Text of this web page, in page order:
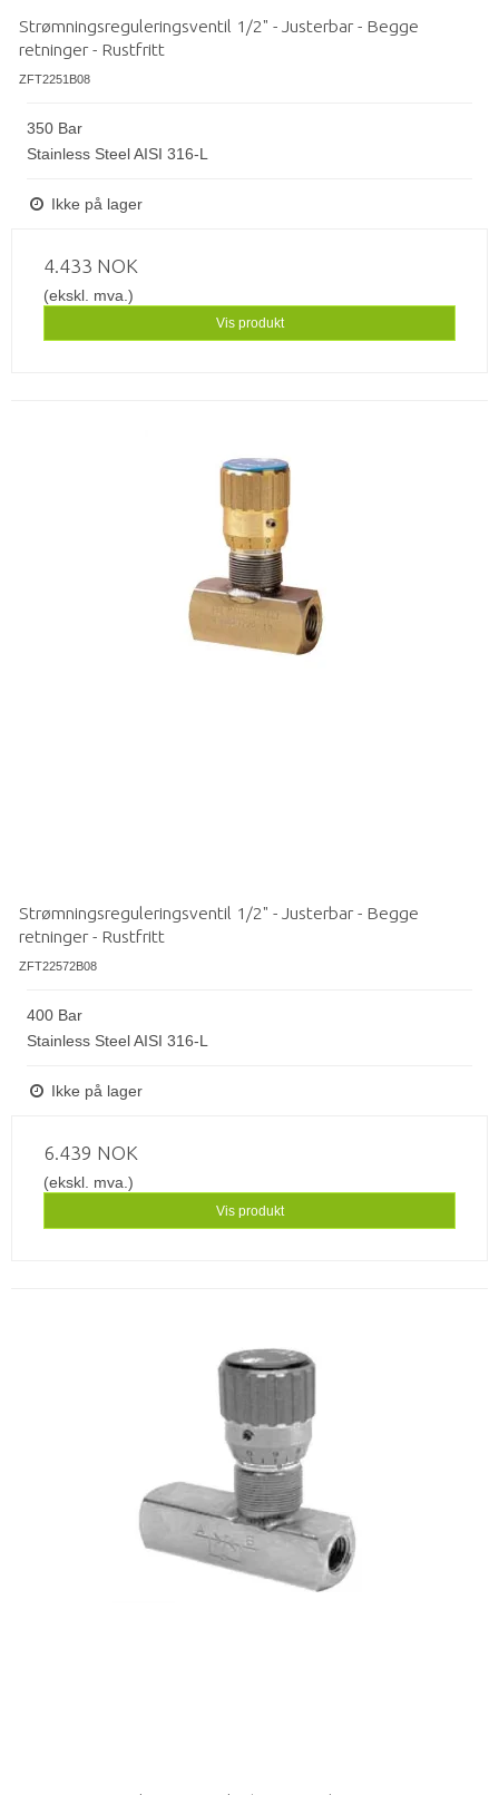
Strømningsreguleringsventil 1/2" - Justerbar - Begge
retninger - Rustfritt
ZFT2251B08
350 Bar
Stainless Steel AISI 316-L
Ikke på lager
4.433 NOK
(ekskl. mva.)
Vis produkt
Strømningsreguleringsventil 1/2" - Justerbar - Begge
retninger - Rustfritt
ZFT22572B08
400 Bar
Stainless Steel AISI 316-L
Ikke på lager
6.439 NOK
(ekskl. mva.)
Vis produkt